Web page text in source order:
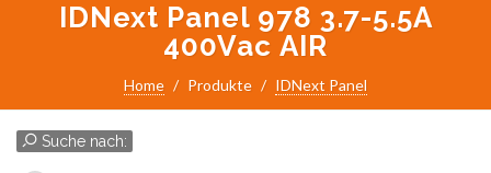
IDNext Panel 978 3.7-5.5A
400Vac AIR
Home Produkte IDNext Panel
Suche nach: